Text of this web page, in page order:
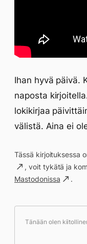
Ihan hyvä päivä.
naposta
lokikirjaa
välistä. Aina ei
Tässä kirjoituksessa
, voit tykätä ja
Mastodonissa
.
Tänään olen